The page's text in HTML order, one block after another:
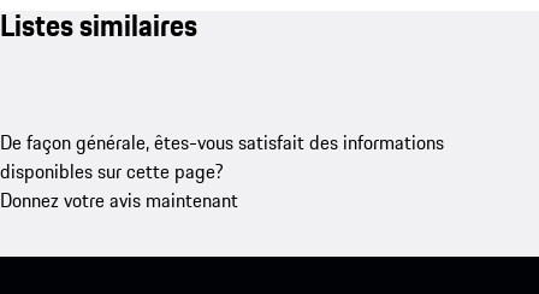
Listes similaires
De façon générale, êtes-vous satisfait des informations
disponibles sur cette page?
Donnez votre avis maintenant